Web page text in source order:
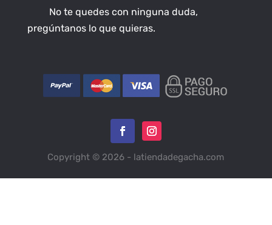
No te quedes con ninguna duda,
pregúntanos lo que quieras.
Copyright © 2026 - latiendadegacha.com